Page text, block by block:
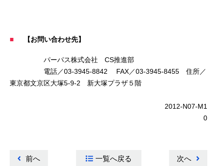
【お問い合わせ先】
パーパス株式会社 CS推進部
電話／03-3945-8842 FAX／03-3945-8455 住所／
東京都文京区大塚5-9-2 新大塚プラザ５階
2012-N07-M1
0
前へ 一覧へ戻る 次へ